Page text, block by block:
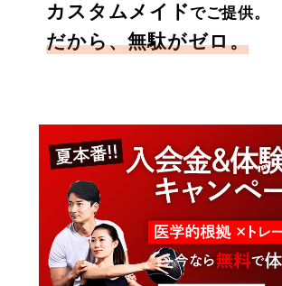
カスタムメイドでご提供。
だから、無駄がゼロ。